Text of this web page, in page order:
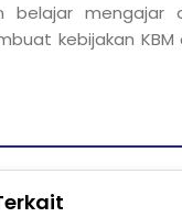
belajar mengajar
kebijakan KBM